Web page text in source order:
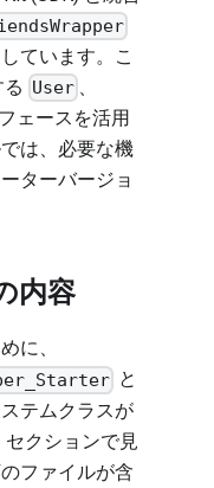
ています。こ
User 、
ェースを活用
は、必要な機
ターバージョ
内容
に、
と
テムクラスが
セクションで見
ファイルが含